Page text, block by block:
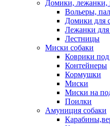
Домики, лежанки,
Вольеры,
Домики для
Лежанки для
Лестницы
Миски собаки
Коврики
Контейнеры
Кормушки
Миски
Миски на
Поилки
Амуниция собаки